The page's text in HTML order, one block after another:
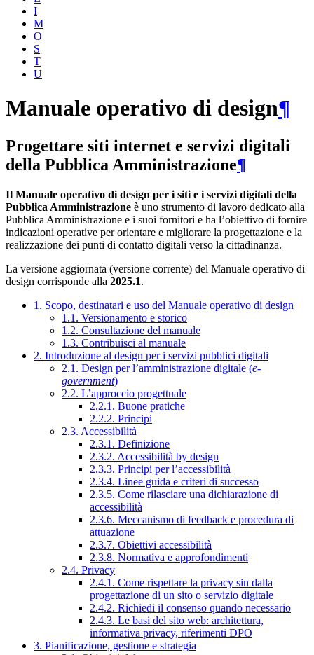
I
M
O
S
T
U
Manuale operativo di design¶
Progettare siti internet e servizi digitali
della Pubblica Amministrazione¶
Il Manuale operativo di design per i siti e i servizi digitali della
Pubblica Amministrazione è uno strumento di lavoro dedicato alla
Pubblica Amministrazione e i suoi fornitori e ha l’obiettivo di fornire
indicazioni operative per orientare e migliorare la progettazione e la
realizzazione dei punti di contatto digitali verso la cittadinanza.
La versione aggiornata (versione corrente) del Manuale operativo di
design corrisponde alla 2025.1.
1. Scopo, destinatari e uso del Manuale operativo di design
1.1. Versionamento e storico
1.2. Consultazione del manuale
1.3. Contribuisci al manuale
2. Introduzione al design per i servizi pubblici digitali
2.1. Design per l’amministrazione digitale (e-
government)
2.2. L’approccio progettuale
2.2.1. Buone pratiche
2.2.2. Principi
2.3. Accessibilità
2.3.1. Definizione
2.3.2. Accessibilità by design
2.3.3. Principi per l’accessibilità
2.3.4. Linee guida e criteri di successo
2.3.5. Come rilasciare una dichiarazione di
accessibilità
2.3.6. Meccanismo di feedback e procedura di
attuazione
2.3.7. Obiettivi accessibilità
2.3.8. Normativa e approfondimenti
2.4. Privacy
2.4.1. Come rispettare la privacy sin dalla
progettazione di un sito o servizio digitale
2.4.2. Richiedi il consenso quando necessario
2.4.3. Le basi del sito web: architettura,
informativa privacy, riferimenti DPO
3. Pianificazione, gestione e strategia